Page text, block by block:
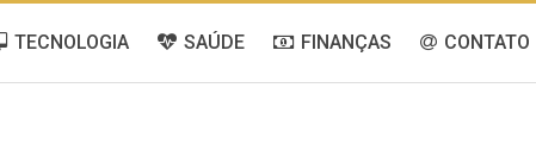
TECNOLOGIA SAÚDE FINANÇAS CONTATO